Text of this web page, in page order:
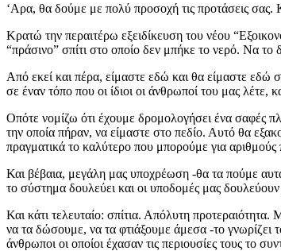
‘Αρα, θα δούμε με πολύ προσοχή τις προτάσεις
Κρατώ την περαιτέρω εξειδίκευση του νέου
“πράσινο” σπίτι στο οποίο δεν μπήκε το νερό. Να
Από εκεί και πέρα, είμαστε εδώ και θα είμαστε εδώ
σε έναν τόπο που οι ίδιοι οι άνθρωποί του μας λέτε,
Οπότε νομίζω ότι έχουμε δρομολογήσει ένα σαφές
την οποία πήραν, να είμαστε στο πεδίο. Αυτό θα
πραγματικά το καλύτερο που μπορούμε για αριθμούς
Και βέβαια, μεγάλη μας υποχρέωση -θα τα πούμε
το σύστημα δουλεύει και οι υποδομές μας
Και κάτι τελευταίο: σπίτια. Απόλυτη
να τα δώσουμε, να τα φτιάξουμε άμεσα -το
άνθρωποι οι οποίοι έχασαν τις περιουσίες τους το